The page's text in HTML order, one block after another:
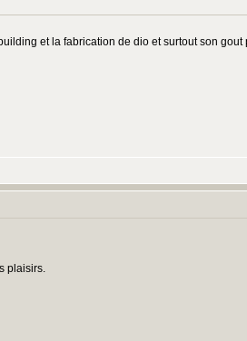
et la fabrication de dio et surtout son
plaisirs.